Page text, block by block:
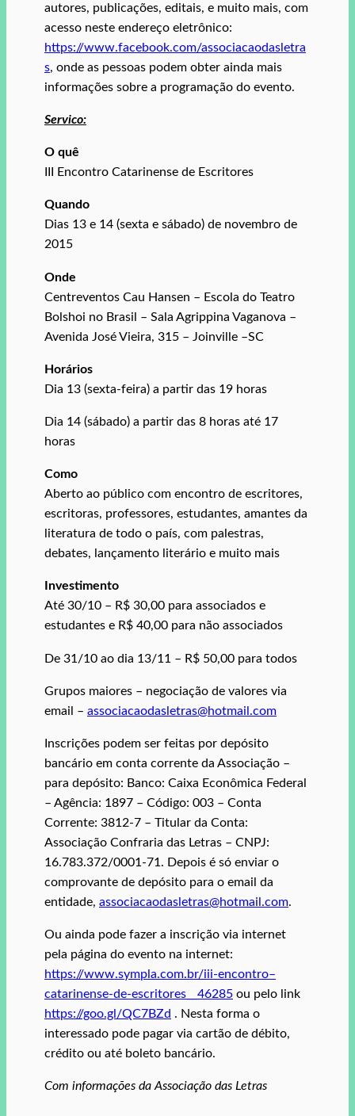
autores, publicações, editais, e muito mais, com
acesso neste endereço eletrônico:
https://www.facebook.com/associacaodasletra
s, onde as pessoas podem obter ainda mais
informações sobre a programação do evento.
Servico:
O quê
III Encontro Catarinense de Escritores
Quando
Dias 13 e 14 (sexta e sábado) de novembro de
2015
Onde
Centreventos Cau Hansen – Escola do Teatro
Bolshoi no Brasil – Sala Agrippina Vaganova –
Avenida José Vieira, 315 – Joinville –SC
Horários
Dia 13 (sexta-feira) a partir das 19 horas
Dia 14 (sábado) a partir das 8 horas até 17
horas
Como
Aberto ao público com encontro de escritores,
escritoras, professores, estudantes, amantes da
literatura de todo o país, com palestras,
debates, lançamento literário e muito mais
Investimento
Até 30/10 – R$ 30,00 para associados e
estudantes e R$ 40,00 para não associados
De 31/10 ao dia 13/11 – R$ 50,00 para todos
Grupos maiores – negociação de valores via
email – associacaodasletras@hotmail.com
Inscrições podem ser feitas por depósito
bancário em conta corrente da Associação –
para depósito: Banco: Caixa Econômica Federal
– Agência: 1897 – Código: 003 – Conta
Corrente: 3812-7 – Titular da Conta:
Associação Confraria das Letras – CNPJ:
16.783.372/0001-71. Depois é só enviar o
comprovante de depósito para o email da
entidade, associacaodasletras@hotmail.com.
Ou ainda pode fazer a inscrição via internet
pela página do evento na internet:
https://www.sympla.com.br/iii-encontro–
catarinense-de-escritores__46285 ou pelo link
https://goo.gl/QC7BZd . Nesta forma o
interessado pode pagar via cartão de débito,
crédito ou até boleto bancário.
Com informações da Associação das Letras